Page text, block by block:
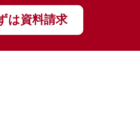
は資料請求